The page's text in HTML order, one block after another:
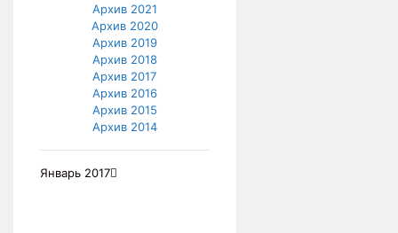
Архив 2021
Архив 2020
Архив 2019
Архив 2018
Архив 2017
Архив 2016
Архив 2015
Архив 2014
Январь 2017